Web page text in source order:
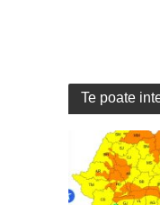
Te poate